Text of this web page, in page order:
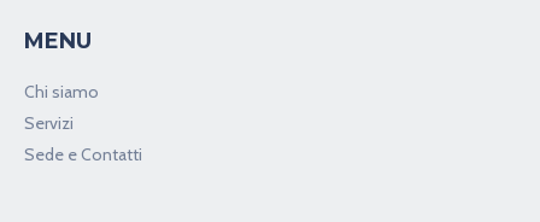
MENU
Chi siamo
Servizi
Sede e Contatti